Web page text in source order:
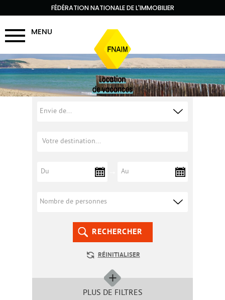
FÉDÉRATION NATIONALE DE L'IMMOBILIER
MENU
RECHERCHER
RÉINITIALISER
PLUS DE FILTRES